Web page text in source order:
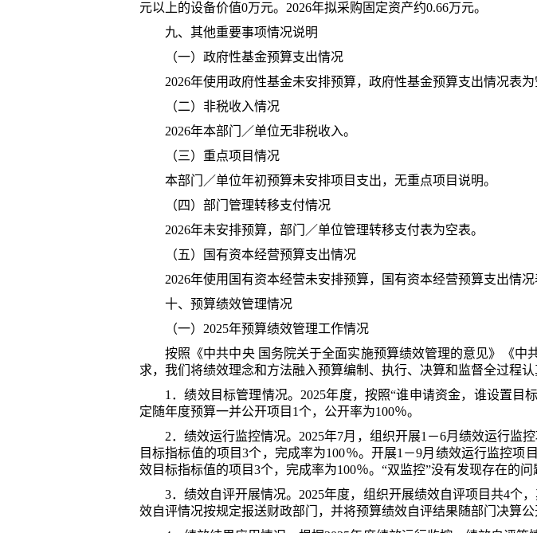
元以上的设备价值0万元。 2026年拟采购固定资产约0.66万元。
九、其他重要事项情况说明
（一）政府性基金预算支出情况
2026年使用政府性基金未安排预算，政府性基金预算支出情况表为
（二）非税收入情况
2026年本部门 ／单位无非税收入。
（三）重点项目情况
本部门
／单位年初预算未安排项目支出，无重点项目说明。
（四）部门管理转移支付情况
2026年未安排预算，部门
／单位管理转移支付表为空表。
（五）国有资本经营预算支出情况
2026年使用国有资本经营未安排预算，国有资本经营预算支出情况
十、预算绩效管理情况
（一） 2025年预算绩效管理工作情况
按照《中共中央 国务院关于全面实施预算绩效管理的意见》《中
求，我们将绩效理念和方法融入预算编制、执行、决算和监督全过程认
1．绩效目标管理情况。 2025年度，按照“谁申请资金，谁设置目
定随年度预算一并公开项目 1个，公开率为100％。
2．绩效运行监控情况。 2025年7月，组织开展1－6月绩效运行监控
目标指标值的项目3个，完成率为100％。开展1－9月绩效运行监控项目
效目标指标值的项目3个，完成率为100％。“双监控”没有发现存在的问
3．绩效自评开展情况。 2025年度，组织开展绩效自评项目共4个
效自评情况按规定报送财政部门，并将预算绩效自评结果随部门决算公